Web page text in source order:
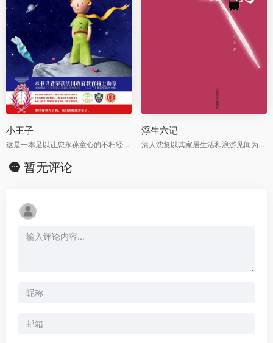
小王子
这是一本足以让您永葆童心的不朽经典，被全球亿万读者誉为人生必读书。
浮生六记
清人沈复以其家居生活和浪游见闻为内容写成的《浮生六记》，为中国文学史上的一支奇葩。
暂无评论